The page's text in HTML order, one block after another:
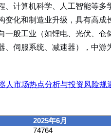
、计算机科学、人工智能等多
变化和制造业升级，具有高
一般工业（如锂电、光伏、仓
、伺服系统、减速器），中
人市场热点分析与投资风险规
2025年6月
74764